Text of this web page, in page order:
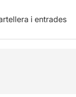
i entrades